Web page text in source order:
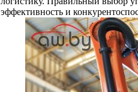
эффективность и